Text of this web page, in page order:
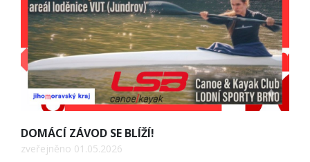
DOMÁCÍ ZÁVOD SE BLÍŽÍ!
zveřejněno 01.05.2026